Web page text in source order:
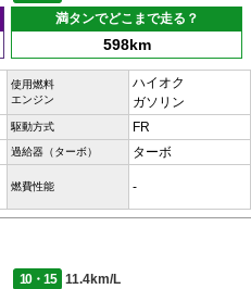
満タンでどこまで走る？
598km
使用燃料
エンジン
ハイオク
ガソリン
駆動方式 FR
過給器（ターボ） ターボ
燃費性能 -
10・15
11.4km/L